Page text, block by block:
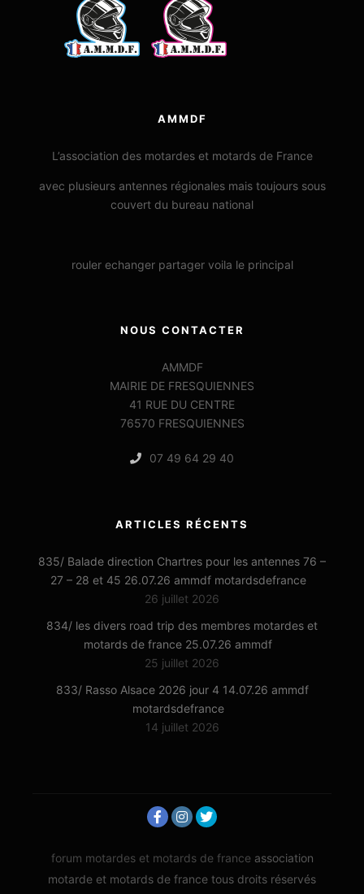
AMMDF
L’association des motardes et motards de France
avec plusieurs antennes régionales mais toujours sous
couvert du bureau national
rouler echanger partager voila le principal
NOUS CONTACTER
AMMDF
MAIRIE DE FRESQUIENNES
41 RUE DU CENTRE
76570 FRESQUIENNES
07 49 64 29 40
ARTICLES RÉCENTS
835/ Balade direction Chartres pour les antennes 76 –
27 – 28 et 45 26.07.26 ammdf motardsdefrance
26 juillet 2026
834/ les divers road trip des membres motardes et
motards de france 25.07.26 ammdf
25 juillet 2026
833/ Rasso Alsace 2026 jour 4 14.07.26 ammdf
motardsdefrance
14 juillet 2026
forum motardes et motards de france association
motarde et motards de france tous droits réservés